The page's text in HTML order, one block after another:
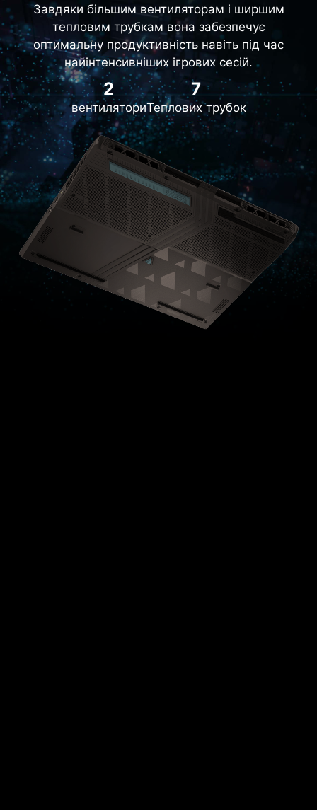
Завдяки більшим вентиляторам і ширшим
тепловим трубкам вона забезпечує
оптимальну продуктивність навіть під час
найінтенсивніших ігрових сесій.
2
вентилятори
7
Теплових трубок